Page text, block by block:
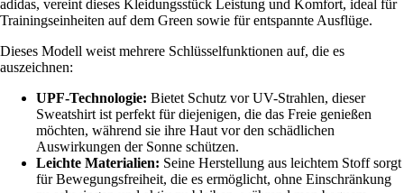
adidas, vereint dieses Kleidungsstück Leistung und Komfort, ideal für
Trainingseinheiten auf dem Green sowie für entspannte Ausflüge.
Dieses Modell weist mehrere Schlüsselfunktionen auf, die es
auszeichnen:
UPF-Technologie: Bietet Schutz vor UV-Strahlen, dieser
Sweatshirt ist perfekt für diejenigen, die das Freie genießen
möchten, während sie ihre Haut vor den schädlichen
Auswirkungen der Sonne schützen.
Leichte Materialien: Seine Herstellung aus leichtem Stoff sorgt
für Bewegungsfreiheit, die es ermöglicht, ohne Einschränkung